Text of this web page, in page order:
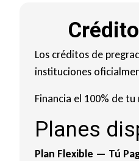
Los créditos de
instituciones
Financia el 100% de
Planes
Plan Flexible — Tú